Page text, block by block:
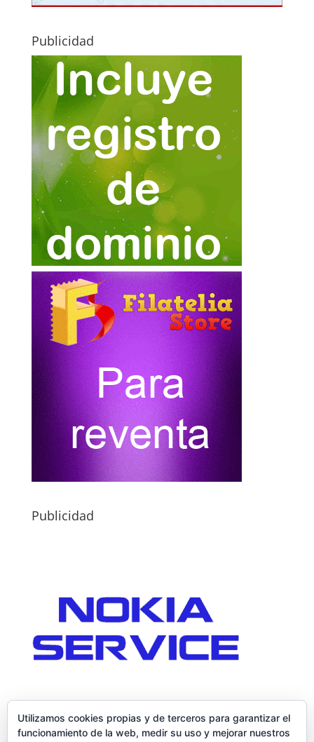
Publicidad
Publicidad
Utilizamos cookies propias y de terceros para garantizar el
funcionamiento de la web, medir su uso y mejorar nuestros